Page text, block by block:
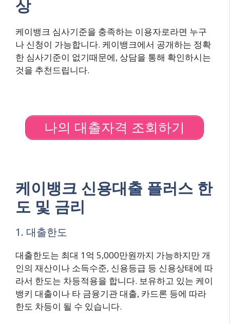
상
케이뱅크 심사기준을 충족하는 이용자로라면 누구
나 신청이 가능합니다. 케이뱅크에서 공개하는 정확
한 심사기준이 없기때문에, 상담을 통해 확인하시는
것을 추천드립니다.
나의 대출자격 조회하기
케이뱅크 신용대출 플러스 한
도 및 금리
1. 대출한도
대출한도는 최대 1억 5,000만원까지 가능하지만 개
인의 재산이나 소득수준, 신용등급 등 신용상태에 따
라서 한도는 차등적용을 합니다. 보유하고 있는 케이
뱅키 대출이나 타 금융기관 대출, 카드론 등에 따라
한도 차등이 될 수 있습니다.